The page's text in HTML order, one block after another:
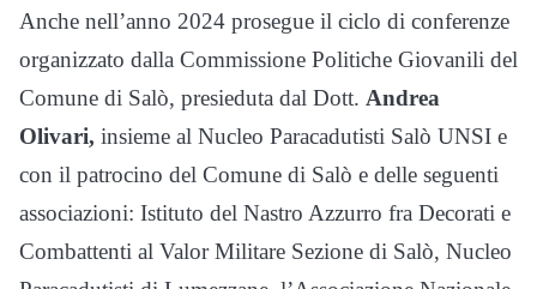
Anche nell’anno 2024 prosegue il ciclo di conferenze
organizzato dalla Commissione Politiche Giovanili del
Comune di Salò, presieduta dal Dott. Andrea
Olivari, insieme al Nucleo Paracadutisti Salò UNSI e
con il patrocino del Comune di Salò e delle seguenti
associazioni: Istituto del Nastro Azzurro fra Decorati e
Combattenti al Valor Militare Sezione di Salò, Nucleo